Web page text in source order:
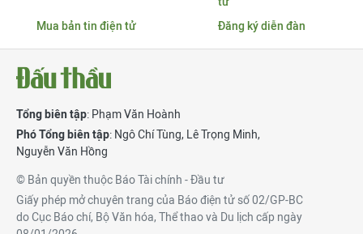
Mua bản tin điện tử
Đăng ký diễn đàn
Tổng biên tập: Phạm Văn Hoành
Phó Tổng biên tập: Ngô Chí Tùng, Lê Trọng Minh,
Nguyễn Văn Hồng
© Bản quyền thuộc Báo Tài chính - Đầu tư
Giấy phép mở chuyên trang của Báo điện tử số 02/GP-BC
do Cục Báo chí, Bộ Văn hóa, Thể thao và Du lịch cấp ngày